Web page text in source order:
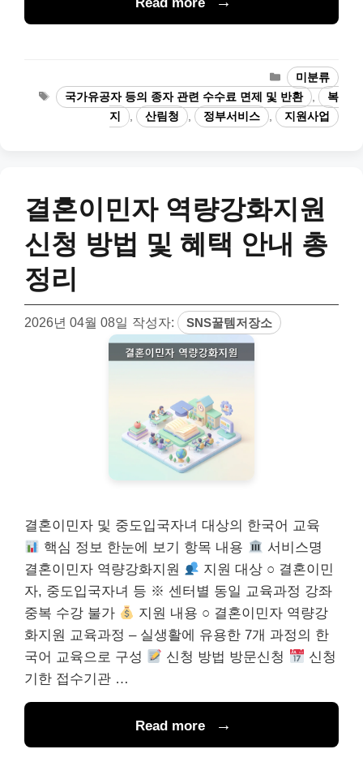
카
테
고
리
미분류
태
그
국가유공자 등의 종자 관련 수수료 면제 및 반환
복
지
산림청 정부서비스 지원사업
결혼이민자 역량강화지원
신청 방법 및 혜택 안내 총
정리
2026년 04월 08일 작성자: SNS꿀템저장소
결혼이민자 및 중도입국자녀 대상의 한국어 교육
핵심 정보 한눈에 보기 항목 내용
서비스명
결혼이민자 역량강화지원
지원 대상 ○ 결혼이민
자, 중도입국자녀 등 ※ 센터별 동일 교육과정 강좌
중복 수강 불가
지원 내용 ○ 결혼이민자 역량강
화지원 교육과정 – 실생활에 유용한 7개 과정의 한
국어 교육으로 구성
신청 방법 방문신청
신청
기한 접수기관 …
Read more